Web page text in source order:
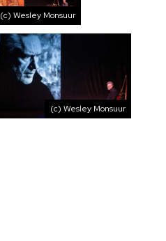
(c) Wesley Monsuur
(c) Wesley Monsuur